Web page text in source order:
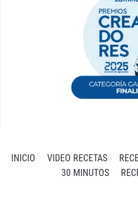
INICIO VIDEO RECETAS
30 MINUTOS